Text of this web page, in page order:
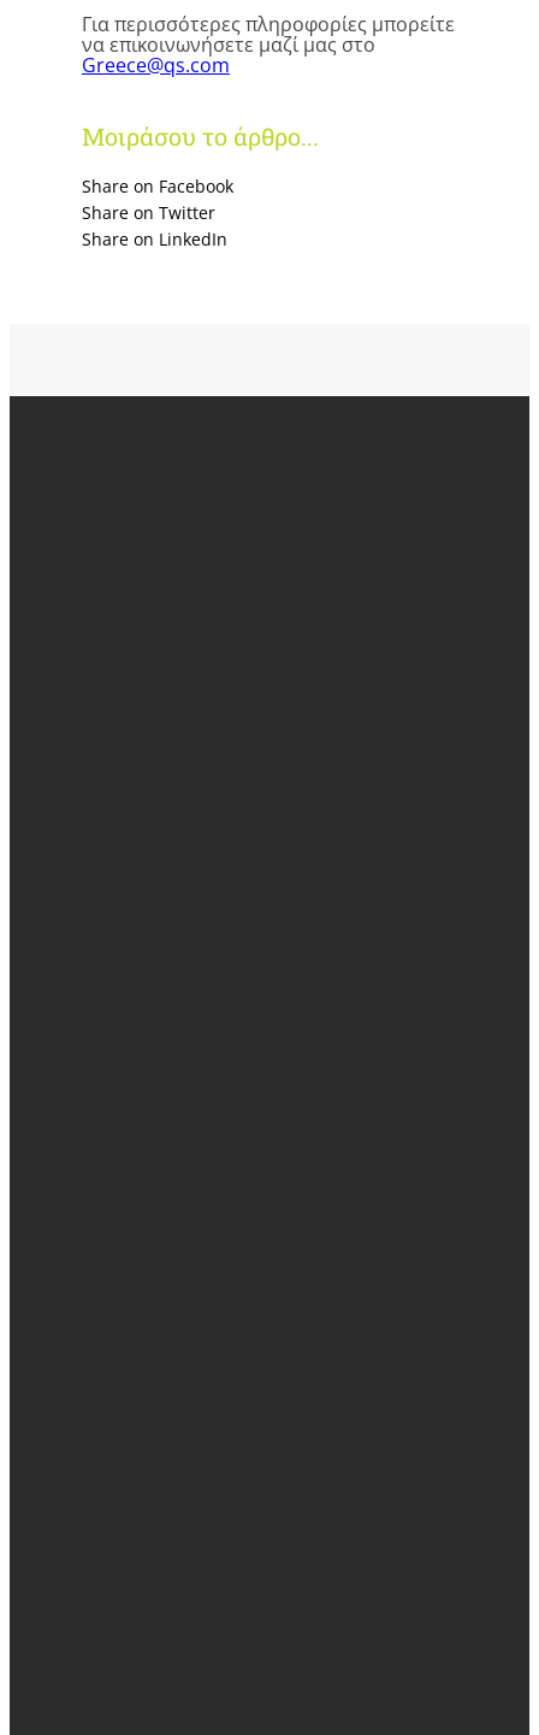
Για περισσότερες πληροφορίες μπορείτε
να επικοινωνήσετε μαζί μας στο
Greece@qs.com
Μοιράσου το άρθρο...
Share on Facebook
Share on Twitter
Share on LinkedΙn